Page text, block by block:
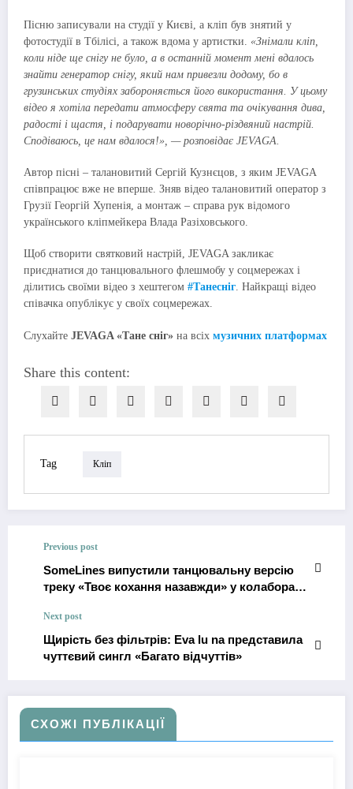
Пісню записували на студії у Києві, а кліп був знятий у
фотостудії в Тбілісі, а також вдома у артистки. «Знімали кліп,
коли ніде ще снігу не було, а в останній момент мені вдалось
знайти генератор снігу, який нам привезли додому, бо в
грузинських студіях забороняється його використання. У цьому
відео я хотіла передати атмосферу свята та очікування дива,
радості і щастя, і подарувати новорічно-різдвяний настрій.
Сподіваюсь, це нам вдалося!», — розповідає JEVAGA.
Автор пісні – талановитий Сергій Кузнєцов, з яким JEVAGA
співпрацює вже не вперше. Зняв відео талановитий оператор з
Грузії Георгій Хупенія, а монтаж – справа рук відомого
українського кліпмейкера Влада Разіховського.
Щоб створити святковий настрій, JEVAGA закликає
приєднатися до танцювального флешмобу у соцмережах і
ділитись своїми відео з хештегом #Танесніг. Найкращі відео
співачка опублікує у своїх соцмережах.
Слухайте JEVAGA «Тане сніг» на всіх музичних платформах
Share this content:
Tag Кліп
Previous post
SomeLines випустили танцювальну версію
треку «Твоє кохання назавжди» у колаборації
Next post
Щирість без фільтрів: Eva lu na представила
чуттєвий сингл «Багато відчуттів»
СХОЖІ ПУБЛІКАЦІЇ